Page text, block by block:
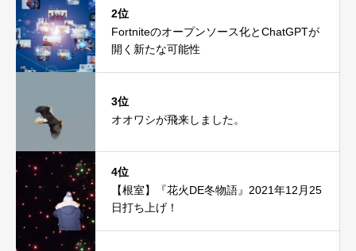
2位
Fortniteのオープンソース化とChatGPTが
開く新たな可能性
3位
オオワシが飛来しました。
4位
【根室】『花火DE冬物語』2021年12月25
日打ち上げ！